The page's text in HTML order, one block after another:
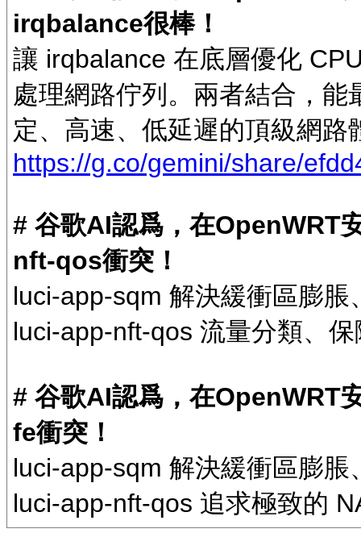
irqbalance很棒！
讓 irqbalance 在底層優化
處理網路佇列。兩者結合，
定、高速、低延遲的頂級網路
https://g.co/gemini/share/
# 谷歌AI認爲，在
nft-qos衝突！
luci-app-sqm 解決緩衝區膨脹
luci-app-nft-qos 流量分類、
# 谷歌AI認爲，在
fe衝突！
luci-app-sqm 解決緩衝區膨脹
luci-app-nft-qos 追求極致的